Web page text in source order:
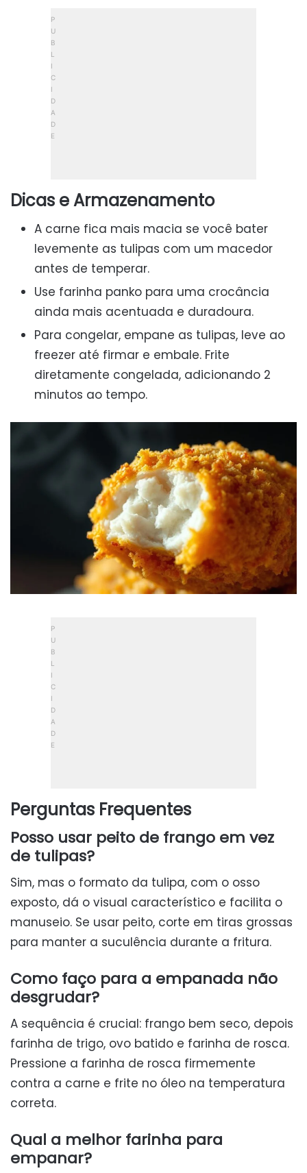
Dicas e Armazenamento
A carne fica mais macia se você bater
levemente as tulipas com um macedor
antes de temperar.
Use farinha panko para uma crocância
ainda mais acentuada e duradoura.
Para congelar, empane as tulipas, leve ao
freezer até firmar e embale. Frite
diretamente congelada, adicionando 2
minutos ao tempo.
Perguntas Frequentes
Posso usar peito de frango em vez
de tulipas?
Sim, mas o formato da tulipa, com o osso
exposto, dá o visual característico e facilita o
manuseio. Se usar peito, corte em tiras grossas
para manter a suculência durante a fritura.
Como faço para a empanada não
desgrudar?
A sequência é crucial: frango bem seco, depois
farinha de trigo, ovo batido e farinha de rosca.
Pressione a farinha de rosca firmemente
contra a carne e frite no óleo na temperatura
correta.
Qual a melhor farinha para
empanar?